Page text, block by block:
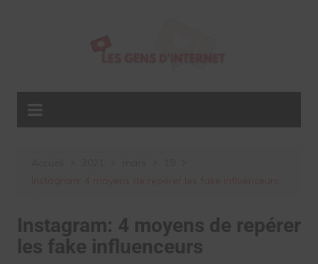
Instagram: 4 moyens de repérer
les fake influenceurs